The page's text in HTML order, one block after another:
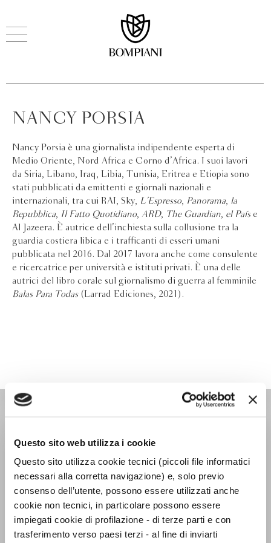
Questo sito web utilizza i cookie
Questo sito utilizza cookie tecnici (piccoli file informatici
necessari alla corretta navigazione) e, solo previo
consenso dell’utente, possono essere utilizzati anche
cookie non tecnici, in particolare possono essere
impiegati cookie di profilazione - di terze parti e con
trasferimento verso paesi terzi - al fine di inviarti
NANCY PORSIA
Nancy Porsia è una giornalista indipendente esperta di
Medio Oriente, Nord Africa e Corno d’Africa. I suoi lavori
da Siria, Libano, Iraq, Libia, Tunisia, Eritrea e Etiopia sono
stati pubblicati da emittenti e giornali nazionali e
internazionali, tra cui RAI, Sky, L’Espresso, Panorama, la
Repubblica, Il Fatto Quotidiano, ARD, The Guardian, el Paíse
Al Jazeera. È autrice dell’inchiesta sulla collusione tra la
guardia costiera libica e i trafficanti di esseri umani
pubblicata nel 2016. Dal 2017 lavora anche come consulente
e ricercatrice per università e istituti privati. È una delle
autrici del libro corale sul giornalismo di guerra al femminile
Balas Para Todas(Larrad Ediciones, 2021).